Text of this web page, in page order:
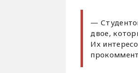
—
двое,
Их